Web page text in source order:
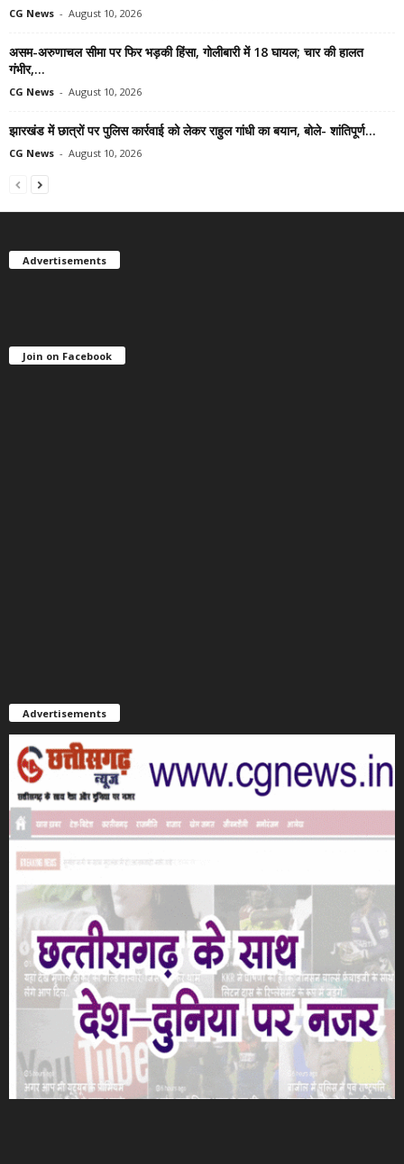
CG News - August 10, 2026
असम-अरुणाचल सीमा पर फिर भड़की हिंसा, गोलीबारी में 18 घायल; चार की हालत
गंभीर,...
CG News - August 10, 2026
झारखंड में छात्रों पर पुलिस कार्रवाई को लेकर राहुल गांधी का बयान, बोले- शांतिपूर्ण...
CG News - August 10, 2026
Advertisements
Join on Facebook
Advertisements